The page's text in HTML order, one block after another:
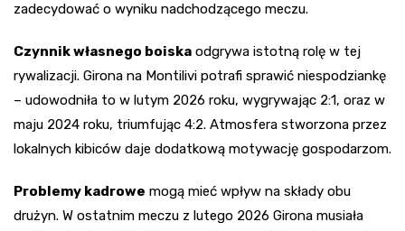
zadecydować o wyniku nadchodzącego meczu.
Czynnik własnego boiska odgrywa istotną rolę w tej
rywalizacji. Girona na Montilivi potrafi sprawić niespodziankę
– udowodniła to w lutym 2026 roku, wygrywając 2:1, oraz w
maju 2024 roku, triumfując 4:2. Atmosfera stworzona przez
lokalnych kibiców daje dodatkową motywację gospodarzom.
Problemy kadrowe mogą mieć wpływ na składy obu
drużyn. W ostatnim meczu z lutego 2026 Girona musiała